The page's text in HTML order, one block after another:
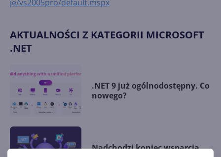
je/vs2005pro/default.mspx
AKTUALNOŚCI Z KATEGORII MICROSOFT
.NET
.NET 9 już ogólnodostępny. Co
nowego?
Nadchodzi koniec wsparcia